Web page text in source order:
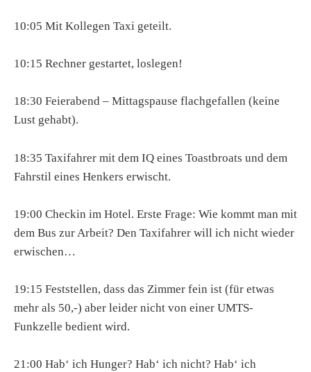
10:05 Mit Kollegen Taxi geteilt.
10:15 Rechner gestartet, loslegen!
18:30 Feierabend – Mittagspause flachgefallen (keine
Lust gehabt).
18:35 Taxifahrer mit dem IQ eines Toastbroats und dem
Fahrstil eines Henkers erwischt.
19:00 Checkin im Hotel. Erste Frage: Wie kommt man mit
dem Bus zur Arbeit? Den Taxifahrer will ich nicht wieder
erwischen…
19:15 Feststellen, dass das Zimmer fein ist (für etwas
mehr als 50,-) aber leider nicht von einer UMTS-
Funkzelle bedient wird.
21:00 Hab‘ ich Hunger? Hab‘ ich nicht? Hab‘ ich